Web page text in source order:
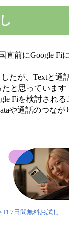
直前にGoogle Fi
たが、Textと通
と思っていま
Fiを検討され
や通話のつなが
Fi 7日間無料お試し